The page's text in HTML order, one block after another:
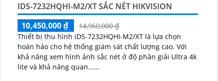
IDS-7232HQHI-M2/XT SẮC NÉT HIKVISION
10,450,000 ₫
14,960,000 ₫
Thiết bị thu hình iDS-7232HQHI-M2/XT là lựa chọn
hoàn hảo cho hệ thống giám sát chất lượng cao. Với
khả năng xem hình ảnh sắc nét ở độ phân giải Ultra 4k
lite và khả năng quan......